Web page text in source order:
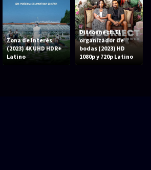
Zona de Interés
(2023) 4K UHD HDR+
Latino
Disconnect: El
organizador de
bodas (2023) HD
1080p y 720p Latino